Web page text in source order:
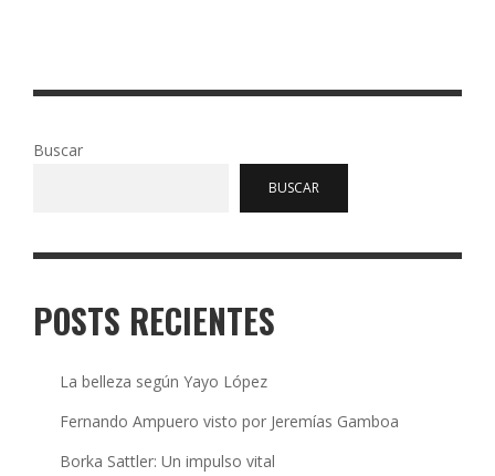
Buscar
BUSCAR
POSTS RECIENTES
La belleza según Yayo López
Fernando Ampuero visto por Jeremías Gamboa
Borka Sattler: Un impulso vital